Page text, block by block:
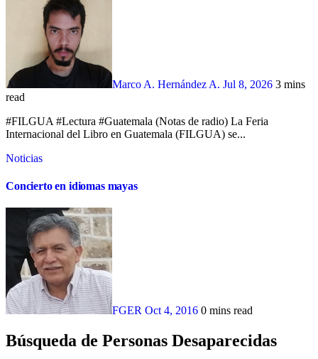
Marco A. Hernández A. Jul 8, 2026 3 mins
read
#FILGUA #Lectura #Guatemala (Notas de radio) La Feria
Internacional del Libro en Guatemala (FILGUA) se...
Noticias
Concierto en idiomas mayas
FGER Oct 4, 2016 0 mins read
Búsqueda de Personas Desaparecidas